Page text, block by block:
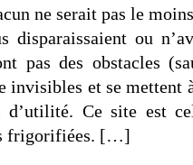
ne serait pas le
disparaissaient ou
pas des obstacles
invisibles et se mettent
Ce site est
frigorifiées. […]